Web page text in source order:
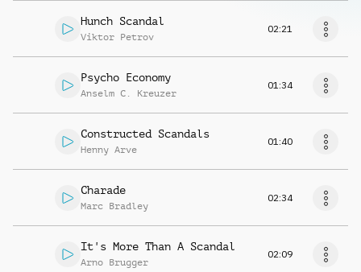
Hunch Scandal
Viktor Petrov
02:21
Psycho Economy
Anselm C. Kreuzer
01:34
Constructed Scandals
Henny Arve
01:40
Charade
Marc Bradley
02:34
It's More Than A Scandal
Arno Brugger
02:09